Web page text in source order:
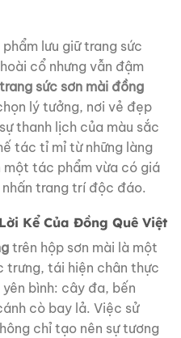
lưu giữ trang sức
cổ nhưng vẫn đậm
sức sơn mài đồng
lý tưởng, nơi vẻ đẹp
thanh lịch của màu sắc
tác tỉ mỉ từ những làng
một tác phẩm vừa có giá
trang trí độc đáo.
Kể Của Đồng Quê Việt
trên hộp sơn mài là một
trưng, tái hiện chân thực
bình: cây đa, bến
cò bay lả. Việc sử
chỉ tạo nên sự tương